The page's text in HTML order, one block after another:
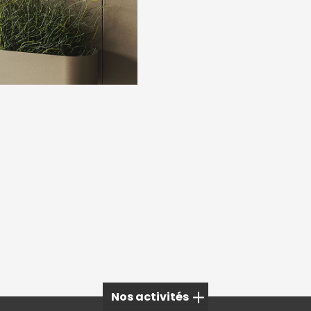
Nos activités